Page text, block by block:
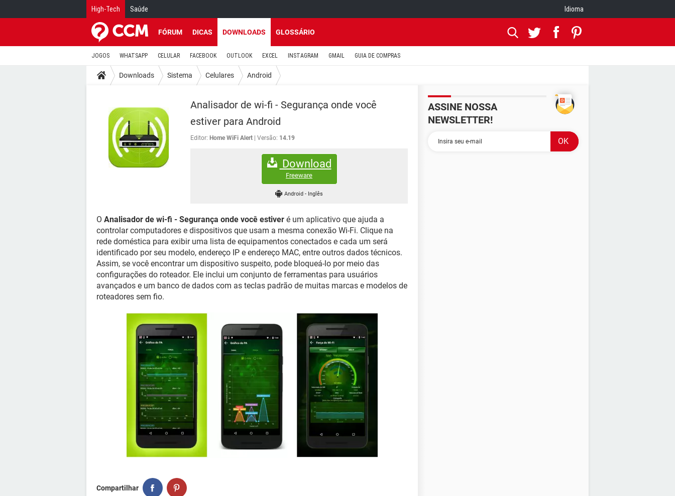
High-Tech Saúde Idioma
FÓRUM DICAS DOWNLOADS GLOSSÁRIO
JOGOS WHATSAPP CELULAR FACEBOOK OUTLOOK EXCEL INSTAGRAM GMAIL GUIA DE COMPRAS
Downloads Sistema Celulares Android
Analisador de wi-fi - Segurança onde você
estiver para Android
Editor: Home WiFi Alert Versão: 14.19
Download
Freeware
Android - Inglês
O Analisador de wi-fi - Segurança onde você estiver é um aplicativo que ajuda a
controlar computadores e dispositivos que usam a mesma conexão Wi-Fi. Clique na
rede doméstica para exibir uma lista de equipamentos conectados e cada um será
identificado por seu modelo, endereço IP e endereço MAC, entre outros dados técnicos.
Assim, se você encontrar um dispositivo suspeito, pode bloqueá-lo por meio das
configurações do roteador. Ele inclui um conjunto de ferramentas para usuários
avançados e um banco de dados com as teclas padrão de muitas marcas e modelos de
roteadores sem fio.
Compartilhar
ASSINE NOSSA
NEWSLETTER!